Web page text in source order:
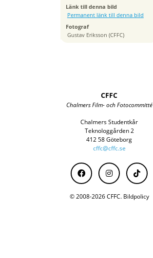
Länk till denna bild
Permanent länk till denna bild
Fotograf
Gustav Eriksson (CFFC)
ISO
400
Brännvidd
17 mm
CFFC
Chalmers Film- och Fotocommitté
Chalmers Studentkår
Teknologgården 2
412 58 Göteborg
cffc@cffc.se
© 2008-2026 CFFC. Bildpolicy